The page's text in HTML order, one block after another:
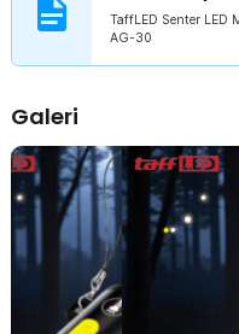
seperti camping, hiking,
darurat di rumah atau
tambahan. Dengan cahaya
Ringan dan Mudah Dibawa
Bobot yang ringan membuat
waktu lama tanpa
ergonomis memudahkan
Sangat cocok untuk
praktis dan selalu siap
Kelengkapan Produk
Rincian yang Anda
TaffLED Senter LED
AG-30
Galeri